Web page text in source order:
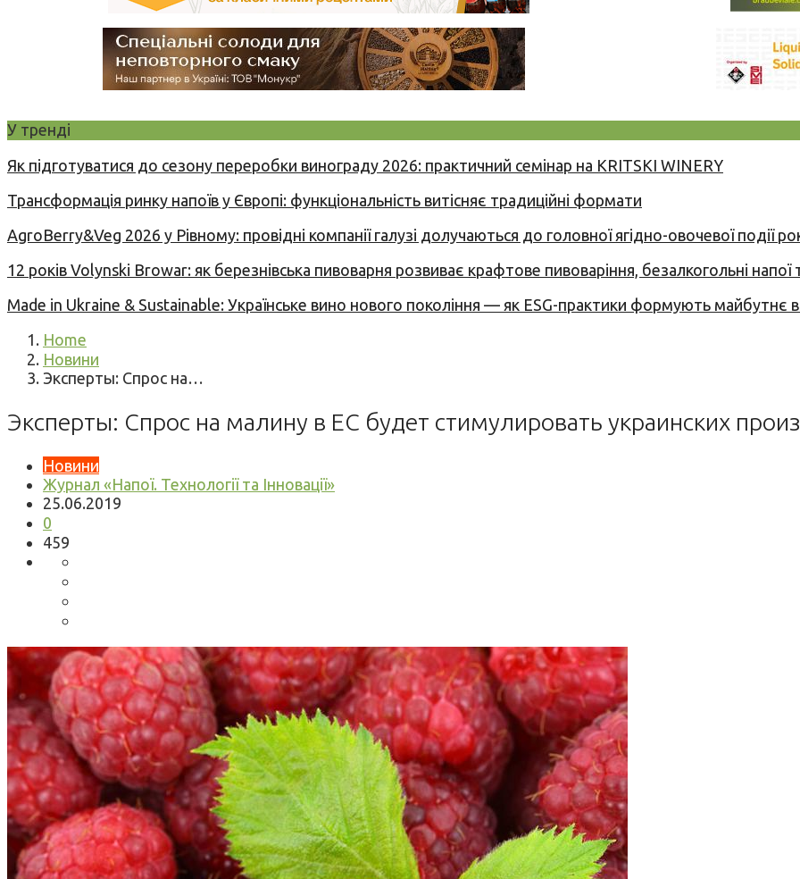
У тренді
Як підготуватися до сезону переробки винограду 2026: практичний семінар на KRITSKI WINERY
Трансформація ринку напоїв у Європі: функціональність витісняє традиційні формати
AgroBerry&Veg 2026 у Рівному: провідні компанії галузі долучаються до головної ягідно-овочевої події
12 років Volynski Browar: як березнівська пивоварня розвиває крафтове пивоваріння, безалкогольні напої
Made in Ukraine & Sustainable: Українське вино нового покоління — як ESG-практики формують майбутнє
Home
Новини
Эксперты: Спрос на…
Эксперты: Спрос на малину в ЕС будет стимулировать украинских
Новини
Журнал «Напої. Технології та Інновації»
25.06.2019
0
459